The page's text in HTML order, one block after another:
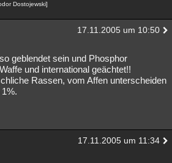
Dostojewski]
17.11.2005 um 10:50
geblendet sein und Phosphor
und international geächtet!!
Rassen, vom Affen unterscheiden
17.11.2005 um 11:34